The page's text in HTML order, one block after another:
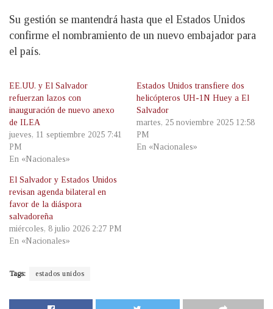
Su gestión se mantendrá hasta que el Estados Unidos
confirme el nombramiento de un nuevo embajador para
el país.
EE.UU. y El Salvador
refuerzan lazos con
inauguración de nuevo anexo
de ILEA
jueves, 11 septiembre 2025 7:41
PM
En «Nacionales»
Estados Unidos transfiere dos
helicópteros UH-1N Huey a El
Salvador
martes, 25 noviembre 2025 12:58
PM
En «Nacionales»
El Salvador y Estados Unidos
revisan agenda bilateral en
favor de la diáspora
salvadoreña
miércoles, 8 julio 2026 2:27 PM
En «Nacionales»
Tags: estados unidos